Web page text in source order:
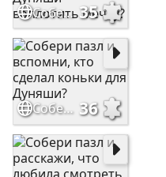
Собери пазл и расскажи, получилось ли у Дуняши воплотить мечту? 35
Собери пазл и вспомни, кто сделал коньки для Дуняши? 36